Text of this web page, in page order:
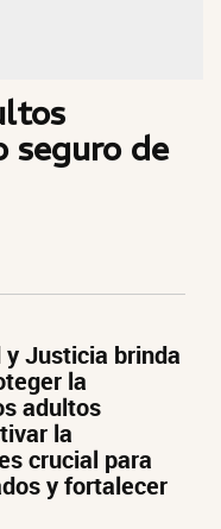
seguro de
Justicia brinda
la
adultos
la
crucial para
y fortalecer